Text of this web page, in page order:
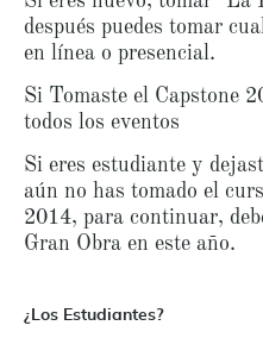
después puedes tomar
en línea o presencial.
Si Tomaste el Capstone
todos los eventos
Si eres estudiante y
aún no has tomado el
2014, para continuar,
Gran Obra en este año.
¿Los Estudiantes?